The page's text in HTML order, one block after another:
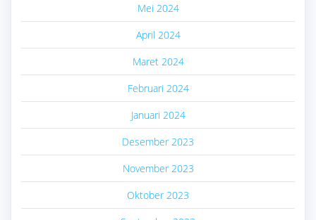
Mei 2024
April 2024
Maret 2024
Februari 2024
Januari 2024
Desember 2023
November 2023
Oktober 2023